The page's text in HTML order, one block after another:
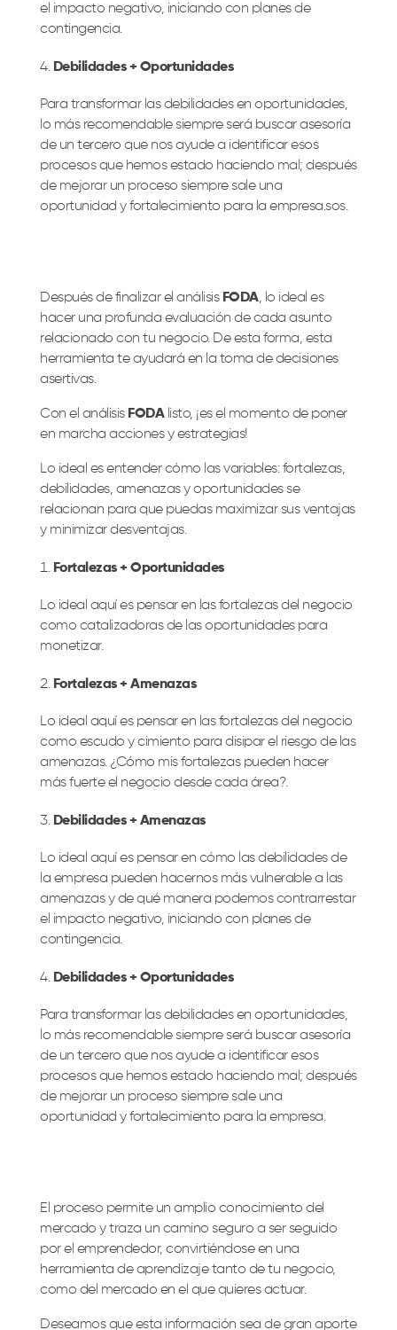
el impacto negativo, iniciando con planes de
contingencia.
Debilidades + Oportunidades
Para transformar las debilidades en oportunidades,
lo más recomendable siempre será buscar asesoría
de un tercero que nos ayude a identificar esos
procesos que hemos estado haciendo mal; después
de mejorar un proceso siempre sale una
oportunidad y fortalecimiento para la empresa.sos.
Después de finalizar el análisis FODA, lo ideal es
hacer una profunda evaluación de cada asunto
relacionado con tu negocio. De esta forma, esta
herramienta te ayudará en la toma de decisiones
asertivas.
Con el análisis FODAlisto, ¡es el momento de poner
en marcha acciones y estrategias!
Lo ideal es entender cómo las variables: fortalezas,
debilidades, amenazas y oportunidades se
relacionan para que puedas maximizar sus ventajas
y minimizar desventajas.
Fortalezas + Oportunidades
Lo ideal aquí es pensar en las fortalezas del negocio
como catalizadoras de las oportunidades para
monetizar.
Fortalezas + Amenazas
Lo ideal aquí es pensar en las fortalezas del negocio
como escudo y cimiento para disipar el riesgo de las
amenazas. ¿Cómo mis fortalezas pueden hacer
más fuerte el negocio desde cada área?.
Debilidades + Amenazas
Lo ideal aquí es pensar en cómo las debilidades de
la empresa pueden hacernos más vulnerable a las
amenazas y de qué manera podemos contrarrestar
el impacto negativo, iniciando con planes de
contingencia.
Debilidades + Oportunidades
Para transformar las debilidades en oportunidades,
lo más recomendable siempre será buscar asesoría
de un tercero que nos ayude a identificar esos
procesos que hemos estado haciendo mal; después
de mejorar un proceso siempre sale una
oportunidad y fortalecimiento para la empresa.
El proceso permite un amplio conocimiento del
mercado y traza un camino seguro a ser seguido
por el emprendedor, convirtiéndose en una
herramienta de aprendizaje tanto de tu negocio,
como del mercado en el que quieres actuar.
Deseamos que esta información sea de gran aporte